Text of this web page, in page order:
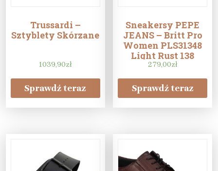
Trussardi –
Sztyblety Skórzane
1039,90zł
Sprawdź teraz
Sneakersy PEPE
JEANS – Britt Pro
Women PLS31348
Light Rust 138
279,00zł
Sprawdź teraz